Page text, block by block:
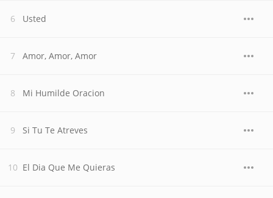
Usted
Amor, Amor, Amor
Mi Humilde Oracion
Si Tu Te Atreves
El Dia Que Me Quieras